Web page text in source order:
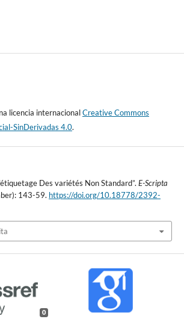
licencia internacionalCreative Commons
SinDerivadas 4.0.
Des variétés Non Standard”. E-Scripta
143-59. https://doi.org/10.18778/2392-
0